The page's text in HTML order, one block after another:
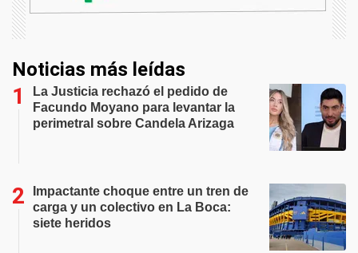
Noticias más leídas
La Justicia rechazó el pedido de
Facundo Moyano para levantar la
perimetral sobre Candela Arizaga
Impactante choque entre un tren de
carga y un colectivo en La Boca:
siete heridos